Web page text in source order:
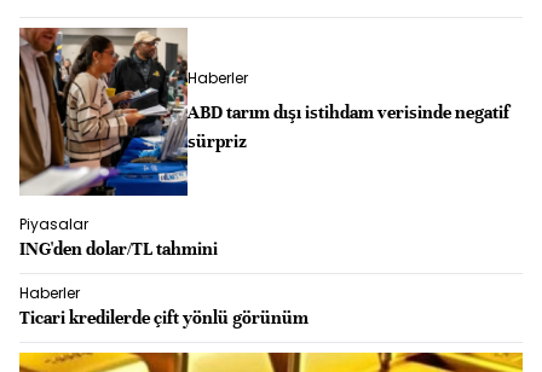
Haberler
ABD tarım dışı istihdam verisinde negatif
sürpriz
Piyasalar
ING'den dolar/TL tahmini
Haberler
Ticari kredilerde çift yönlü görünüm